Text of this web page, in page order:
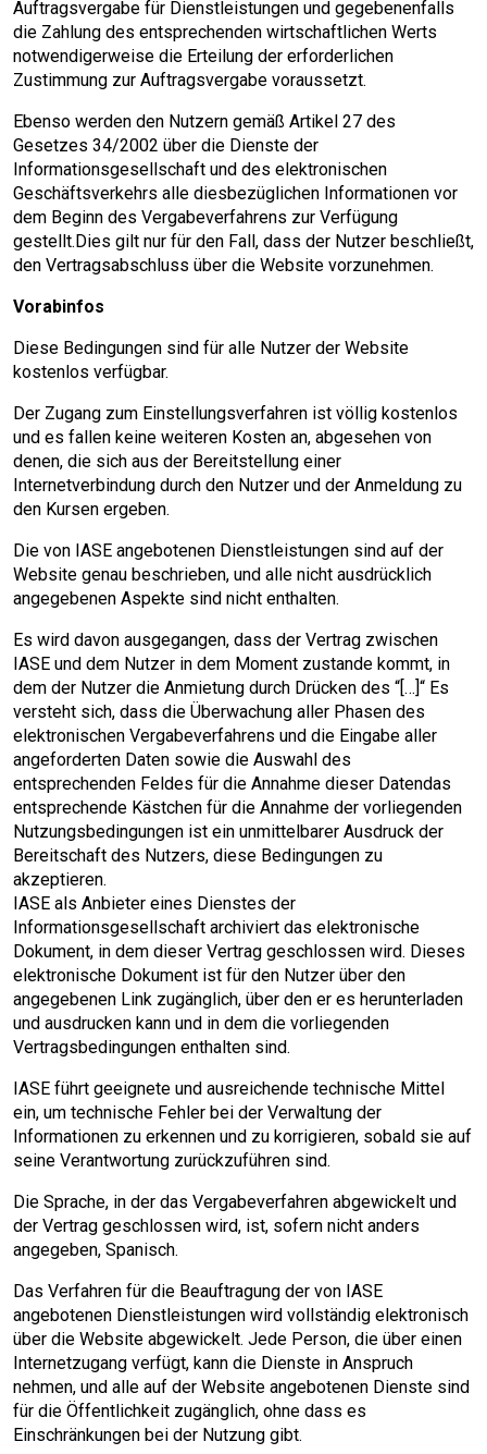
Auftragsvergabe für Dienstleistungen und gegebenenfalls
die Zahlung des entsprechenden wirtschaftlichen Werts
notwendigerweise die Erteilung der erforderlichen
Zustimmung zur Auftragsvergabe voraussetzt.
Ebenso werden den Nutzern gemäß Artikel 27 des
Gesetzes 34/2002 über die Dienste der
Informationsgesellschaft und des elektronischen
Geschäftsverkehrs alle diesbezüglichen Informationen vor
dem Beginn des Vergabeverfahrens zur Verfügung
gestellt.Dies gilt nur für den Fall, dass der Nutzer beschließt,
den Vertragsabschluss über die Website vorzunehmen.
Vorabinfos
Diese Bedingungen sind für alle Nutzer der Website
kostenlos verfügbar.
Der Zugang zum Einstellungsverfahren ist völlig kostenlos
und es fallen keine weiteren Kosten an, abgesehen von
denen, die sich aus der Bereitstellung einer
Internetverbindung durch den Nutzer und der Anmeldung zu
den Kursen ergeben.
Die von IASE angebotenen Dienstleistungen sind auf der
Website genau beschrieben, und alle nicht ausdrücklich
angegebenen Aspekte sind nicht enthalten.
Es wird davon ausgegangen, dass der Vertrag zwischen
IASE und dem Nutzer in dem Moment zustande kommt, in
dem der Nutzer die Anmietung durch Drücken des “[…]“ Es
versteht sich, dass die Überwachung aller Phasen des
elektronischen Vergabeverfahrens und die Eingabe aller
angeforderten Daten sowie die Auswahl des
entsprechenden Feldes für die Annahme dieser Datendas
entsprechende Kästchen für die Annahme der vorliegenden
Nutzungsbedingungen ist ein unmittelbarer Ausdruck der
Bereitschaft des Nutzers, diese Bedingungen zu
akzeptieren.
IASE als Anbieter eines Dienstes der
Informationsgesellschaft archiviert das elektronische
Dokument, in dem dieser Vertrag geschlossen wird. Dieses
elektronische Dokument ist für den Nutzer über den
angegebenen Link zugänglich, über den er es herunterladen
und ausdrucken kann und in dem die vorliegenden
Vertragsbedingungen enthalten sind.
IASE führt geeignete und ausreichende technische Mittel
ein, um technische Fehler bei der Verwaltung der
Informationen zu erkennen und zu korrigieren, sobald sie auf
seine Verantwortung zurückzuführen sind.
Die Sprache, in der das Vergabeverfahren abgewickelt und
der Vertrag geschlossen wird, ist, sofern nicht anders
angegeben, Spanisch.
Das Verfahren für die Beauftragung der von IASE
angebotenen Dienstleistungen wird vollständig elektronisch
über die Website abgewickelt. Jede Person, die über einen
Internetzugang verfügt, kann die Dienste in Anspruch
nehmen, und alle auf der Website angebotenen Dienste sind
für die Öffentlichkeit zugänglich, ohne dass es
Einschränkungen bei der Nutzung gibt.